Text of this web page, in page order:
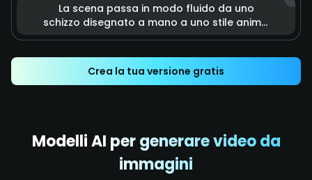
La scena passa in modo fluido da uno
schizzo disegnato a mano a uno stile anime.
una lattina. Linee di velocità ed effetti motion
blur accentuano l'impatto intenso e la
Crea la tua versione gratis
Modelli AI per generare video da
immagini